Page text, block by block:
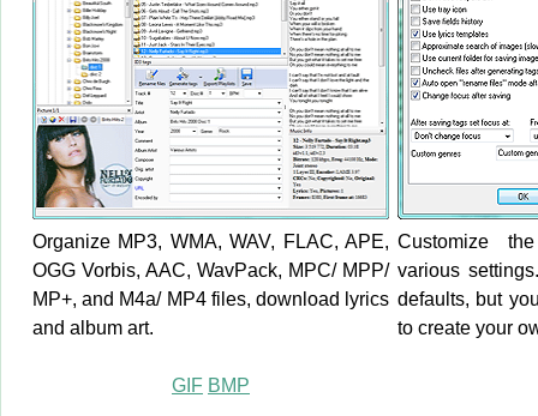
Organize MP3, WMA, WAV, FLAC, APE,
OGG Vorbis, AAC, WavPack, MPC/ MPP/
MP+, and M4a/ MP4 files, download lyrics
and album art.
GIF BMP
Customize
various
defaults, but
to create your